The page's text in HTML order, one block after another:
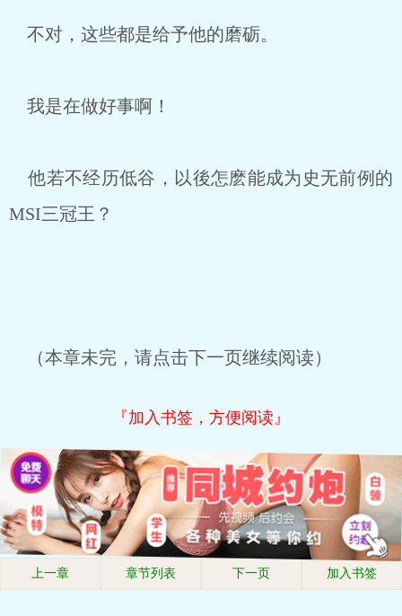
不对，这些都是给予他的磨砺。
我是在做好事啊！
他若不经历低谷，以後怎麽能成为史无前例的
MSI三冠王？
（本章未完，请点击下一页继续阅读）
『加入书签，方便阅读』
上一章 章节列表 下一页 加入书签